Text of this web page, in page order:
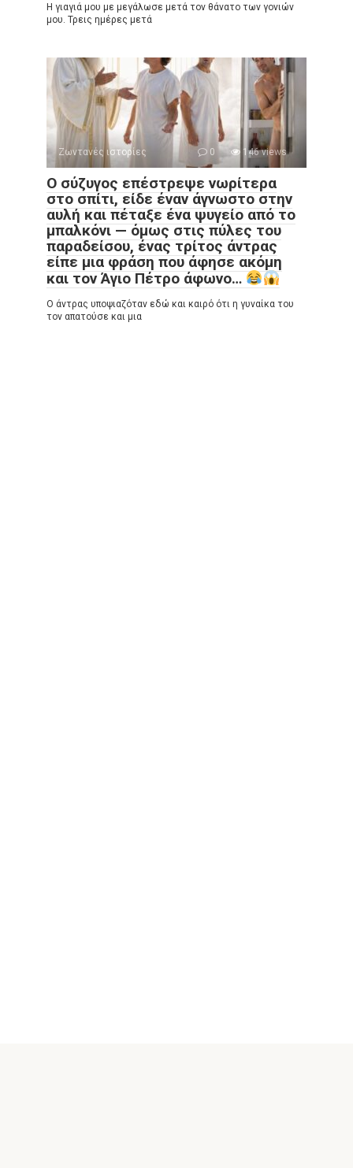
Η γιαγιά μου με μεγάλωσε μετά τον θάνατο των γονιών
μου. Τρεις ημέρες μετά
Ζωντανές ιστορίες 0 146 views
Ο σύζυγος επέστρεψε νωρίτερα
στο σπίτι, είδε έναν άγνωστο στην
αυλή και πέταξε ένα ψυγείο από το
μπαλκόνι — όμως στις πύλες του
παραδείσου, ένας τρίτος άντρας
είπε μια φράση που άφησε ακόμη
και τον Άγιο Πέτρο άφωνο…
Ο άντρας υποψιαζόταν εδώ και καιρό ότι η γυναίκα του
τον απατούσε και μια